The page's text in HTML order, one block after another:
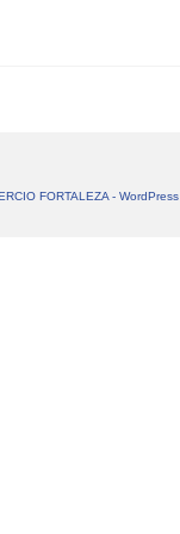
FORTALEZA -